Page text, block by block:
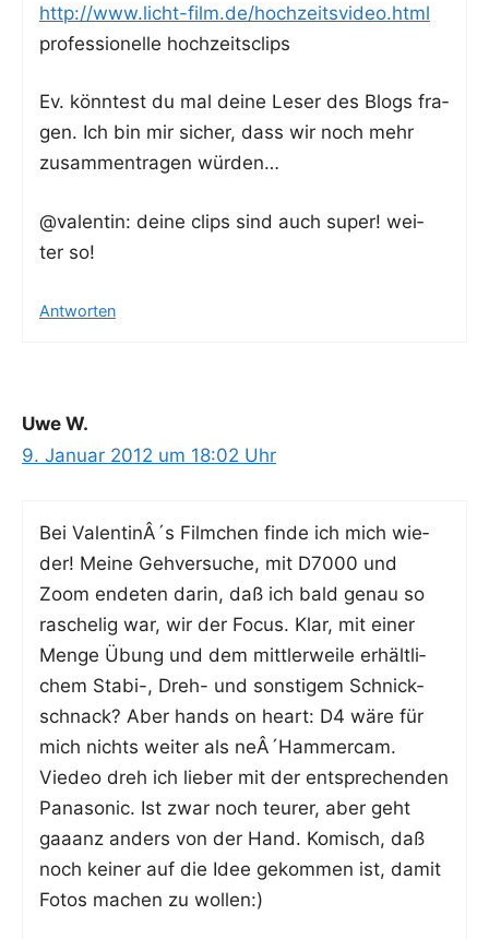
http://www.licht-film.de/hochzeitsvideo.html
pro­fes­sio­nel­le hochzeitsclips
Ev. könn­test du mal dei­ne Leser des Blogs fra­
gen. Ich bin mir sicher, dass wir noch mehr
zusam­men­tra­gen würden…
@valentin: dei­ne clips sind auch super! wei­
ter so!
Antworten
Uwe W.
9. Januar 2012 um 18:02 Uhr
Bei ValentinÂ´s Film­chen fin­de ich mich wie­
der! Mei­ne Geh­ver­su­che, mit D7000 und
Zoom ende­ten dar­in, daß ich bald genau so
rasche­lig war, wir der Focus. Klar, mit einer
Men­ge Übung und dem mitt­ler­wei­le erhält­li­
chem Sta­bi-, Dreh- und sons­ti­gem Schnick­
schnack? Aber hands on heart: D4 wäre für
mich nichts wei­ter als neÂ´Hammercam.
Vie­deo dreh ich lie­ber mit der ent­spre­chen­den
Pana­so­nic. Ist zwar noch teu­rer, aber geht
gaa­anz anders von der Hand. Komisch, daß
noch kei­ner auf die Idee gekom­men ist, damit
Fotos machen zu wollen:)